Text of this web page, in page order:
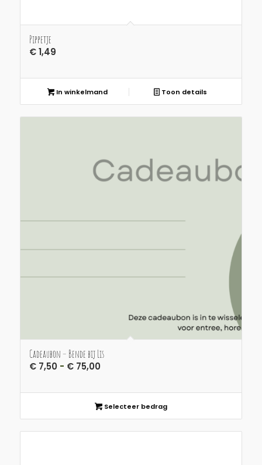
Pippetje
€1,49
In winkelmand Toon details
Cadeaubon – Bende bij Lis
€7,50 - €75,00Prijsklasse:
tot
€ 75,00
Selecteer bedrag